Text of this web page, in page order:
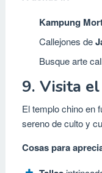
Kampung
Callejones de
Busque arte
9. Visita
El templo chino en
sereno de culto y
Cosas para